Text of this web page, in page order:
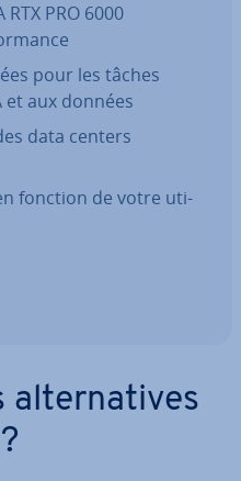
PRO 6000
pour les tâches
et aux données
data centers
fonction de votre uti­
al­ter­na­tives